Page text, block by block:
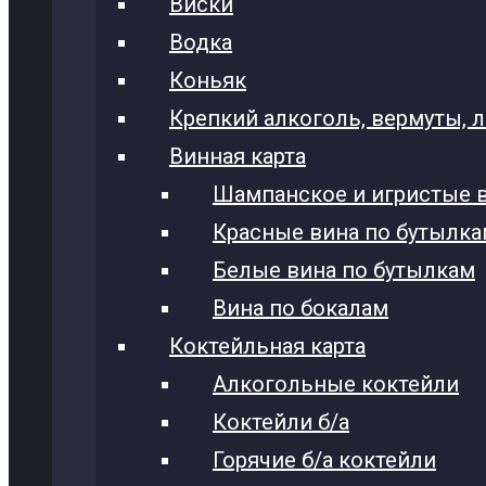
Водка
Коньяк
Крепкий алкоголь, вермуты,
Винная карта
Шампанское и игристые
Красные вина по
Белые вина по бутылкам
Вина по бокалам
Коктейльная карта
Алкогольные коктейли
Коктейли б/а
Горячие б/а коктейли